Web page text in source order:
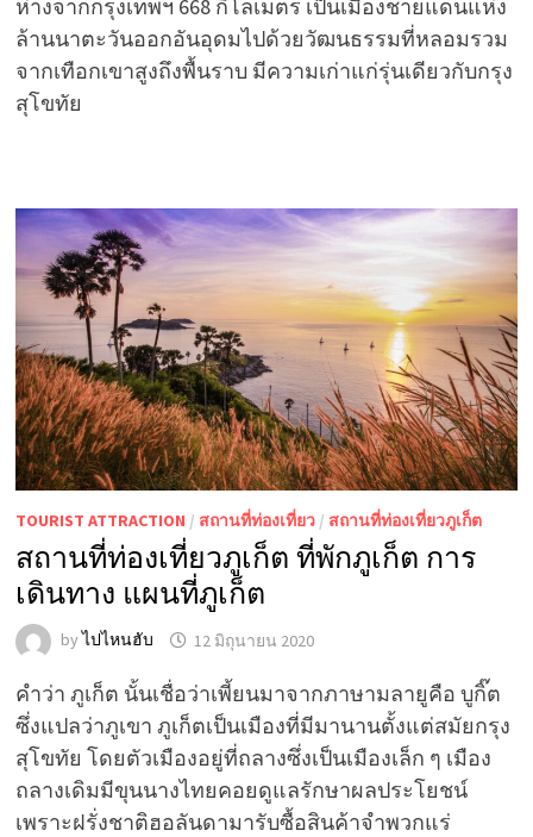
ห่างจากกรุงเทพฯ 668 กิโลเมตร เป็นเมืองชายแดนแห่ง
ล้านนาตะวันออกอันอุดมไปด้วยวัฒนธรรมที่หลอมรวม
จากเทือกเขาสูงถึงพื้นราบ มีความเก่าแก่รุ่นเดียวกับกรุง
สุโขทัย
TOURIST ATTRACTION / สถานที่ท่องเที่ยว/ สถานที่ท่องเที่ยวภูเก็ต
สถานที่ท่องเที่ยวภูเก็ต ที่พักภูเก็ต การ
เดินทาง แผนที่ภูเก็ต
byไปไหนฮับ 12 มิถุนายน 2020
คำว่า ภูเก็ต นั้นเชื่อว่าเพี้ยนมาจากภาษามลายูคือ บูกิ๊ต
ซึ่งแปลว่าภูเขา ภูเก็ตเป็นเมืองที่มีมานานตั้งแต่สมัยกรุง
สุโขทัย โดยตัวเมืองอยู่ที่ถลางซึ่งเป็นเมืองเล็ก ๆ เมือง
ถลางเดิมมีขุนนางไทยคอยดูแลรักษาผลประโยชน์
เพราะฝรั่งชาติฮอลันดามารับซื้อสินค้าจำพวกแร่